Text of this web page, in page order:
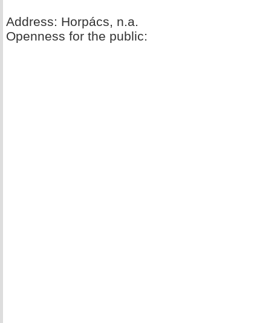
Address: Horpács, n.a.
Openness for the public: